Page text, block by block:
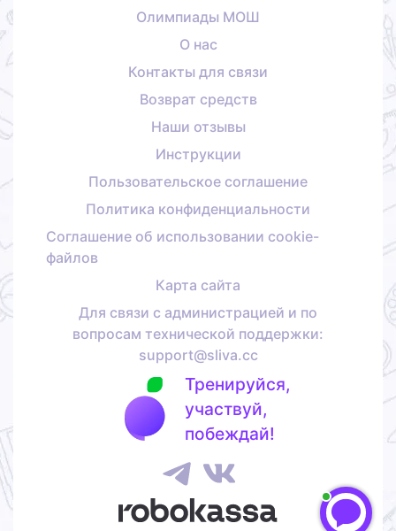
Олимпиады МОШ
О нас
Контакты для связи
Возврат средств
Наши отзывы
Инструкции
Пользовательское соглашение
Политика конфиденциальности
Соглашение об использовании cookie-
файлов
Карта сайта
Для связи с администрацией и по
вопросам технической поддержки:
support@sliva.cc
Тренируйся,
участвуй,
побеждай!